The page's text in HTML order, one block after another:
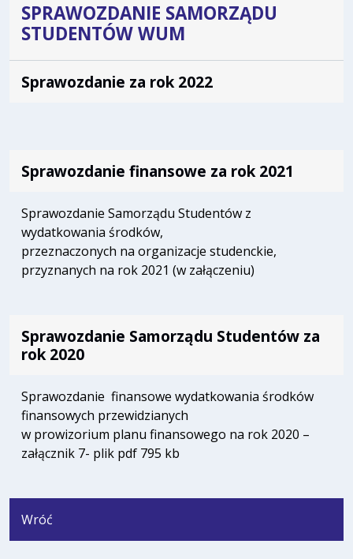
SPRAWOZDANIE SAMORZĄDU
STUDENTÓW WUM
Sprawozdanie za rok 2022
Sprawozdanie finansowe za rok 2021
Sprawozdanie Samorządu Studentów z
wydatkowania środków,
przeznaczonych na organizacje studenckie,
przyznanych na rok 2021 (w załączeniu)
Sprawozdanie Samorządu Studentów za
rok 2020
Sprawozdanie finansowe wydatkowania środków
finansowych przewidzianych
w prowizorium planu finansowego na rok 2020 –
załącznik 7- plik pdf 795 kb
Wróć